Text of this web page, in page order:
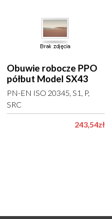
Obuwie robocze PPO
półbut Model SX43
PN-EN ISO 20345, S1, P,
SRC
243,54zł